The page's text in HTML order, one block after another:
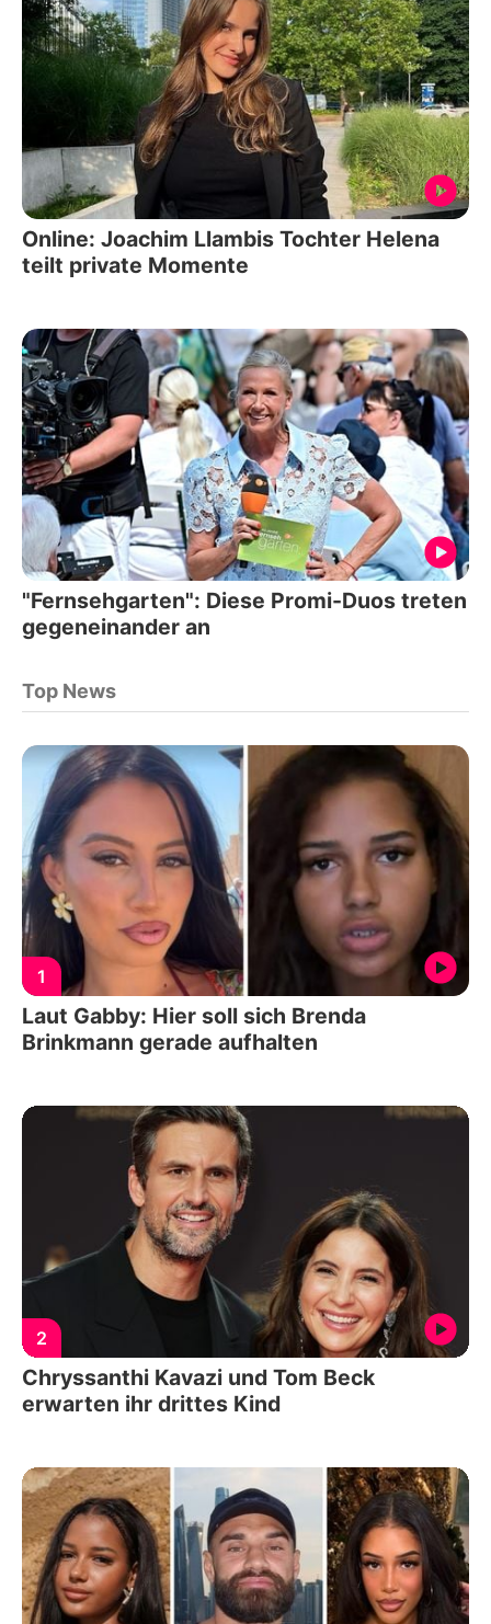
Online: Joachim Llambis Tochter Helena
teilt private Momente
"Fernsehgarten": Diese Promi-Duos treten
gegeneinander an
Top News
1
Laut Gabby: Hier soll sich Brenda
Brinkmann gerade aufhalten
2
Chryssanthi Kavazi und Tom Beck
erwarten ihr drittes Kind